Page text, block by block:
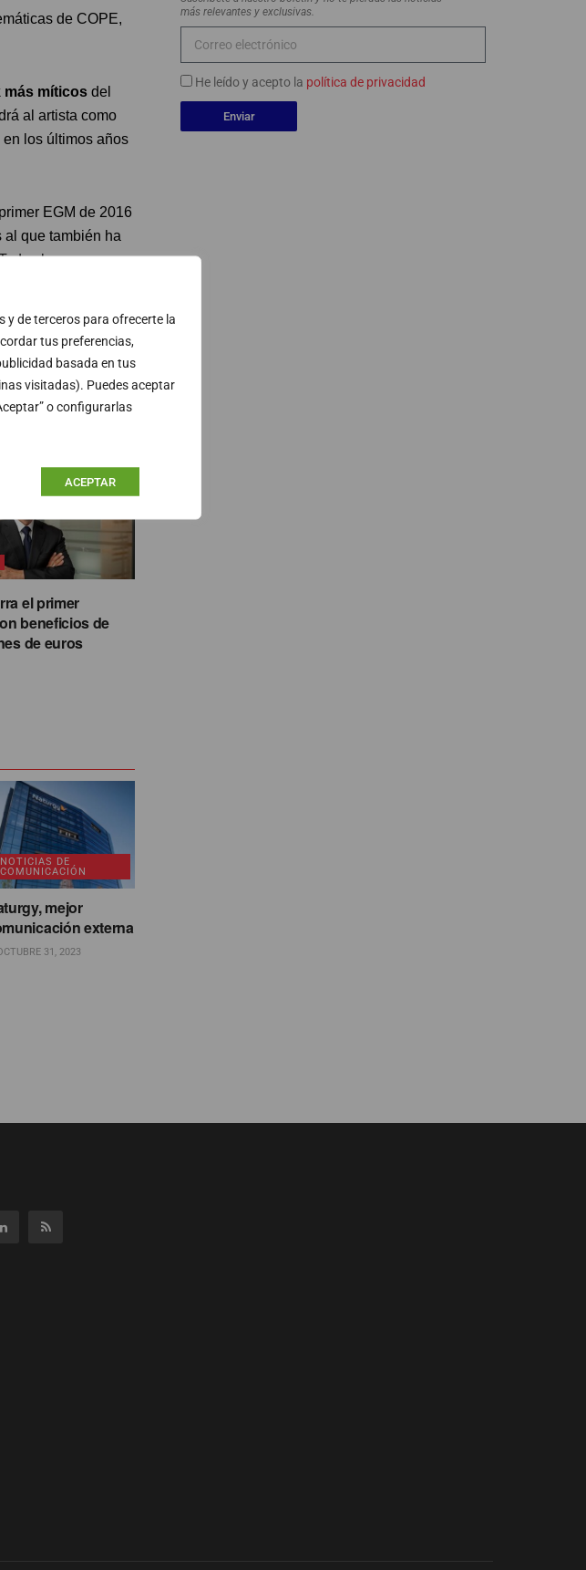
y de terceros para ofrecerte la
tus preferencias,
basada en tus
visitadas). Puedes aceptar
o configurarlas
ACEPTAR
de COPE,
más míticos del
al artista como
los últimos años
EGM de 2016
al que también ha
los
recogerse en
el primer
beneficios de
de euros
NOTICIAS DE
COMUNICACIÓN
mejor
externa
31, 2023
más relevantes y exclusivas.
He leído y acepto la política de privacidad
Enviar